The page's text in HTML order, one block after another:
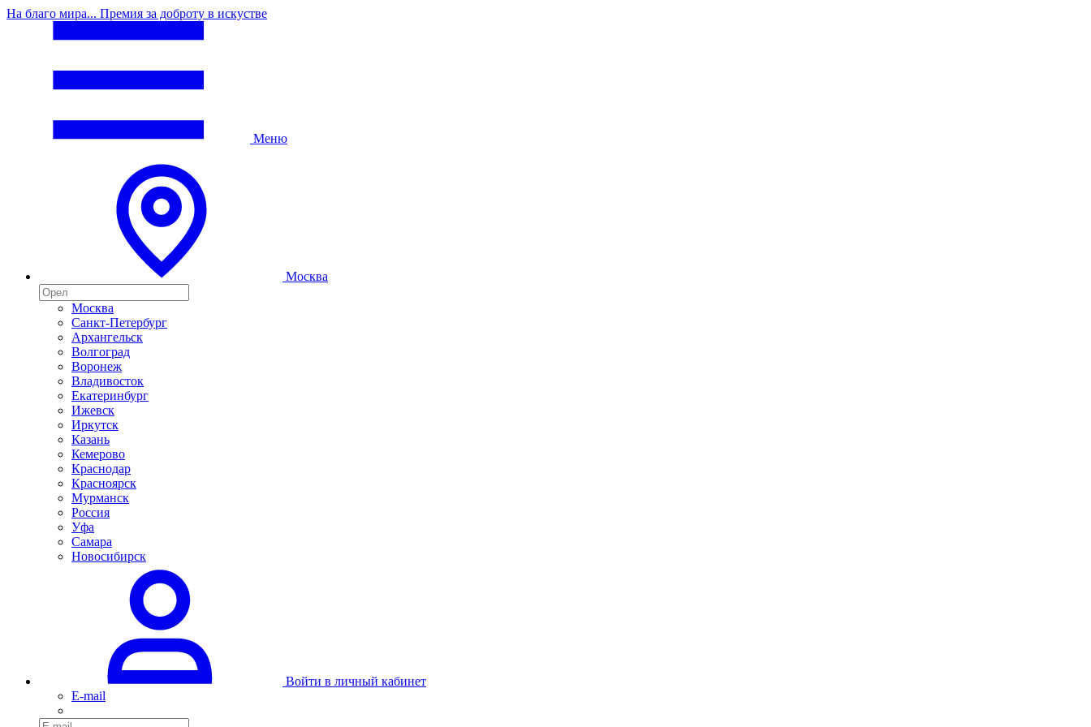
На благо мира... Премия за доброту в искустве
Меню
Москва
Москва
Санкт-Петербург
Архангельск
Волгоград
Воронеж
Владивосток
Екатеринбург
Ижевск
Иркутск
Казань
Кемерово
Краснодар
Красноярск
Мурманск
Россия
Уфа
Самара
Новосибирск
Войти в личный кабинет
E-mail